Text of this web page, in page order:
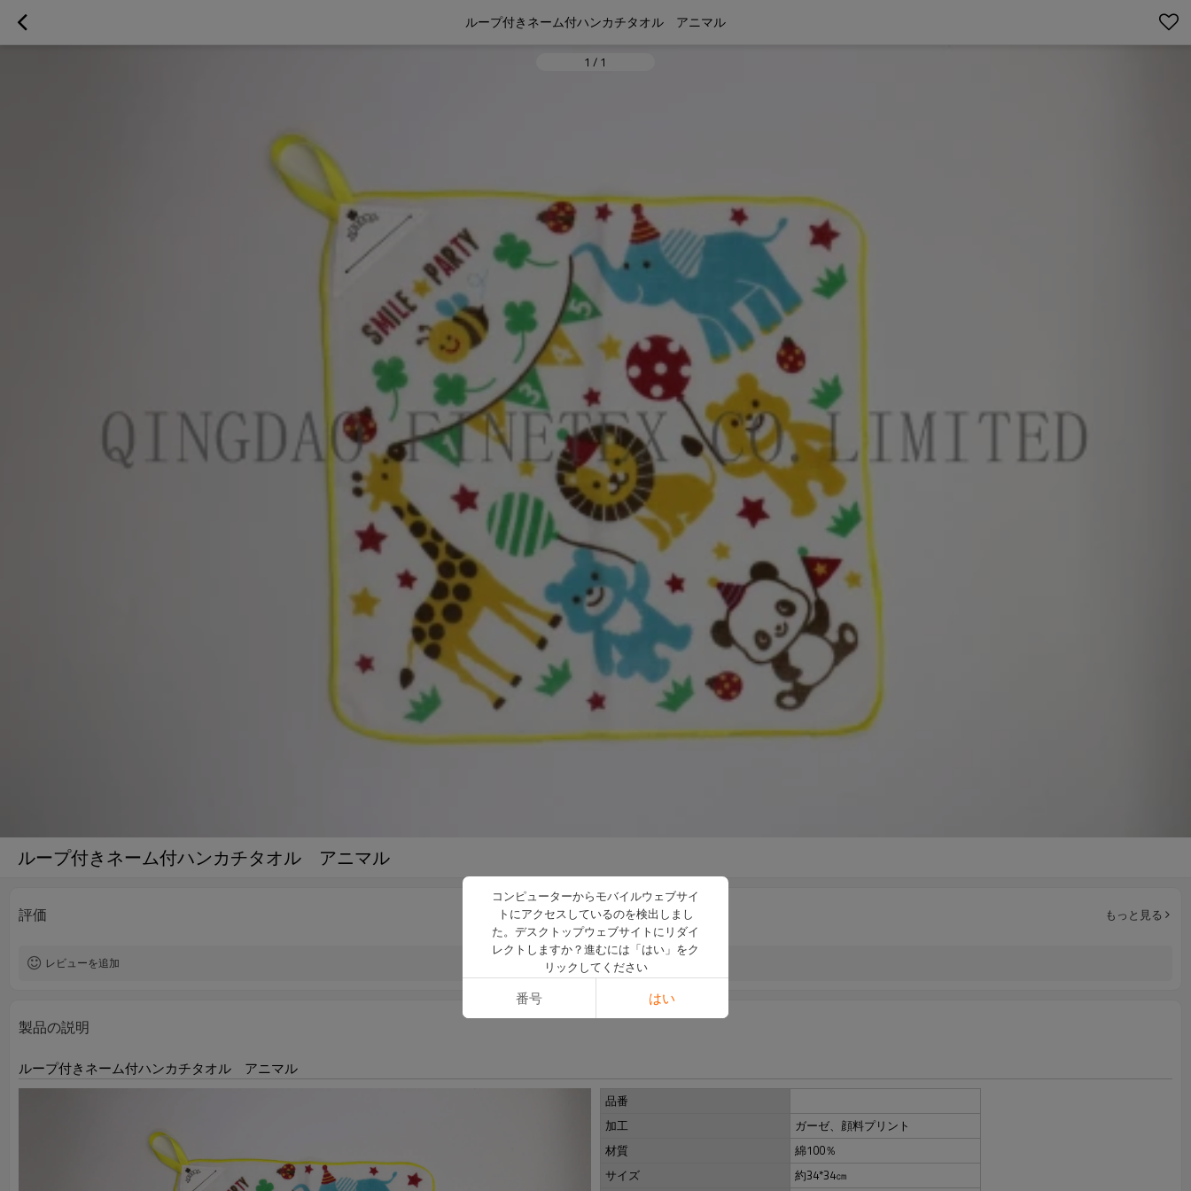
ループ付きネーム付ハンカチタオル　アニマル
1 / 1
ループ付きネーム付ハンカチタオル アニマル
評価 もっと見る
レビューを追加
製品の説明
ループ付きネーム付ハンカチタオル アニマル
品番
加工
ガーゼ、顔料プリント
材質
綿100％
サイズ
約34*34㎝
コンピューターからモバイルウェブサイ
トにアクセスしているのを検出しまし
た。デスクトップウェブサイトにリダイ
レクトしますか？進むには「はい」をク
リックしてください
番号 はい